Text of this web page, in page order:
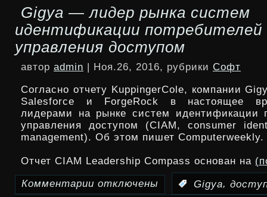
на
цифровых
вершинах
Gigya — лидер рынка систем
идентификации потребителей
управления доступом
автор admin | Ноя.26, 2016, рубрики Софт
Согласно отчету KuppingerCole, компании
Salesforce и ForgeRock в настоящее
лидерами на рынке систем идентификации
управления доступом (CIAM, consumer
management). Об этом пишет Computerweekly.
Отчет CIAM Leadership Compass основан на
Комментарии отключены Gigya,